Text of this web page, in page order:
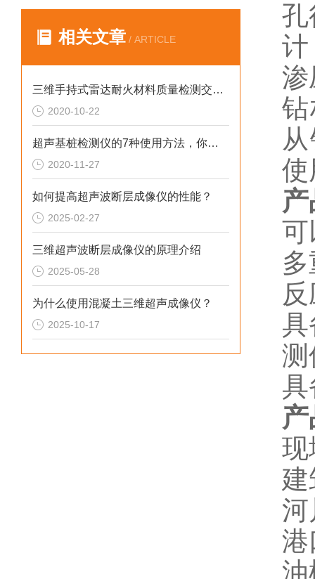
相关文章 / ARTICLE
三维手持式雷达耐火材料质量检测交货培训工作
2020-10-22
超声基桩检测仪的7种使用方法，你学会了吗？
2020-11-27
如何提高超声波断层成像仪的性能？
2025-02-27
三维超声波断层成像仪的原理介绍
2025-05-28
为什么使用混凝土三维超声成像仪？
2025-10-17
孔
使
测
现
港